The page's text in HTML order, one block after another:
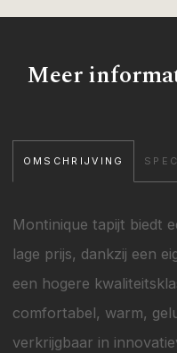
Meer
OMSCHRIJVING
Montinique tapijt biedt
lage prijs, dankzij een
een hogere
comfortabel, warm,
verkrijgbaar in